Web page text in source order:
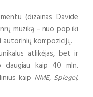
(dizainas Davide
muziką – nuo pop iki
kompozicijų.
atlikėjas, bet ir
daugiau kaip 40 mln.
kaip NME, Spiegel,